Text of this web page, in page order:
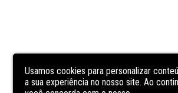
Usamos cookies para personalizar
a sua experiência no nosso site. Ao